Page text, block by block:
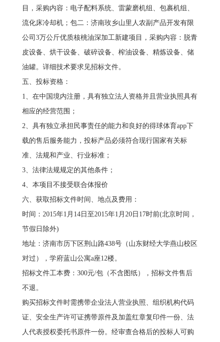
目，采购内容：电子配料系统、雷蒙磨机组、包裹机组、
流化床冷却机；包二：济南玫乡山里人农副产品开发有限
公司3万公斤优质核桃油深加工新建项目，采购内容：脱青
皮设备、烘干设备、破碎设备、榨油设备、精炼设备、储
油罐。详细技术要求见招标文件。
五、投标资格：
1、在中国境内注册，具有独立法人资格并且营业执照具有
相应的经营范围；
2、具有独立承担民事责任的能力和良好的得球体育app下
载的售后服务能力，投标产品必须符合现行国家有关标
准、法规和产业、行业标准；
3、法律法规规定的其他条件；
4、本项目不接受联合体报价
六、获取招标文件时间、地点及费用：
时间：2015年1月14日至2015年1月20日17时前(北京时间，
节假日除外)
地址：济南市历下区荆山路438号（山东财经大学燕山校区
对过），学府蓝山公寓a座12楼。
招标文件工本费：300元/包（不含图纸），招标文件售后
不退。
购买招标文件时需携带企业法人营业执照、组织机构代码
证、安全生产许可证携带原件及加盖红章复印件一份、法
人代表授权委托书原件一份。经审查合格后的投标人可购